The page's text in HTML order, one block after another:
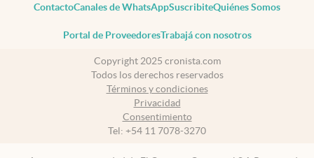
ContactoCanales de WhatsAppSuscribiteQuiénes Somos
Portal de ProveedoresTrabajá con nosotros
Copyright 2025 cronista.com
Todos los derechos reservados
Términos y condiciones
Privacidad
Consentimiento
Tel: +54 11 7078-3270